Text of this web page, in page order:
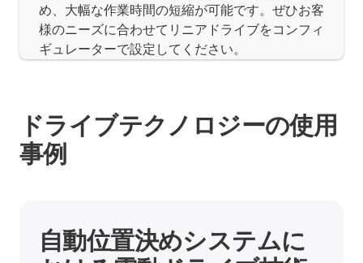
め、大幅な作業時間の短縮が可能です。ぜひお客
様のニーズに合わせてリニアドライブをコンフィ
ギュレーターで設定してください。
ドライブテクノロジーの使用
事例
その他の使用事例